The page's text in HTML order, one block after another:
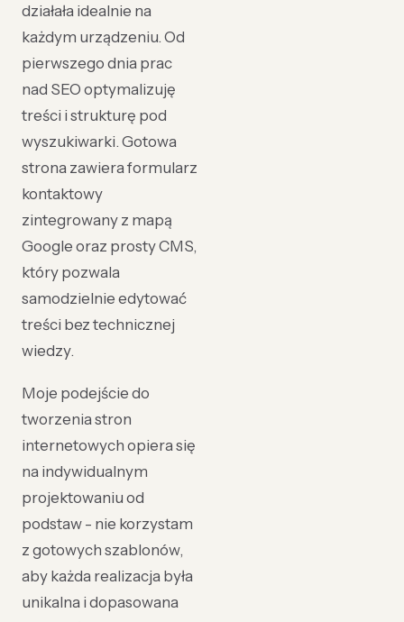
działała idealnie na
każdym urządzeniu. Od
pierwszego dnia prac
nad SEO optymalizuję
treści i strukturę pod
wyszukiwarki. Gotowa
strona zawiera formularz
kontaktowy
zintegrowany z mapą
Google oraz prosty CMS,
który pozwala
samodzielnie edytować
treści bez technicznej
wiedzy.
Moje podejście do
tworzenia stron
internetowych opiera się
na indywidualnym
projektowaniu od
podstaw - nie korzystam
z gotowych szablonów,
aby każda realizacja była
unikalna i dopasowana